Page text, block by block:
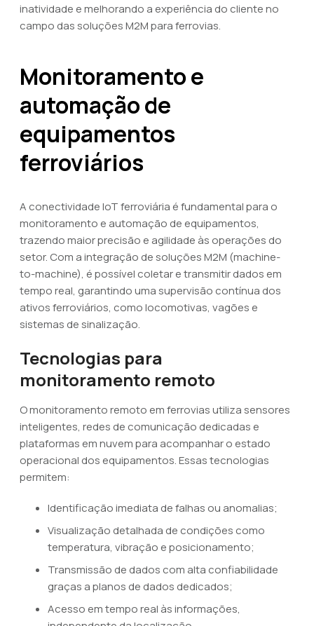
inatividade e melhorando a experiência do cliente no
campo das soluções M2M para ferrovias.
Monitoramento e
automação de
equipamentos
ferroviários
A conectividade IoT ferroviária é fundamental para o
monitoramento e automação de equipamentos,
trazendo maior precisão e agilidade às operações do
setor. Com a integração de soluções M2M (machine-
to-machine), é possível coletar e transmitir dados em
tempo real, garantindo uma supervisão contínua dos
ativos ferroviários, como locomotivas, vagões e
sistemas de sinalização.
Tecnologias para
monitoramento remoto
O monitoramento remoto em ferrovias utiliza sensores
inteligentes, redes de comunicação dedicadas e
plataformas em nuvem para acompanhar o estado
operacional dos equipamentos. Essas tecnologias
permitem:
Identificação imediata de falhas ou anomalias;
Visualização detalhada de condições como
temperatura, vibração e posicionamento;
Transmissão de dados com alta confiabilidade
graças a planos de dados dedicados;
Acesso em tempo real às informações,